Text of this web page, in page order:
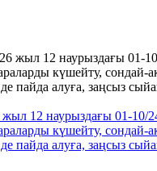
12 наурыздағы 01-10/
күшейту, сондай-
пайда алуға, заңсыз